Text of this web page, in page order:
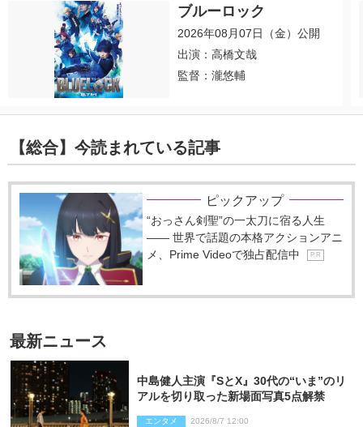
ブルーロック
2026年08月07日（金）公開
出演：高橋文哉
監督：瀧悠輔
【総合】今読まれている記事
ピックアップ
“おっさん剣聖”の一太刀に宿る人生
―― 世界で話題の本格アクションアニ
メ、Prime Videoで独占配信中
P R
最新ニュース
中島健人主演『SとX』30代の“いま”のリ
アルを切り取った新場面写真5点解禁
エンタメ 2026/8/7 12:00